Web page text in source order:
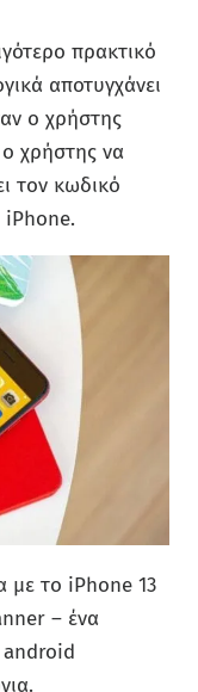
πρακτικό
αποτυγχάνει
ο χρήστης
χρήστης να
τον κωδικό
iPhone.
με το iPhone 13
– ένα
android